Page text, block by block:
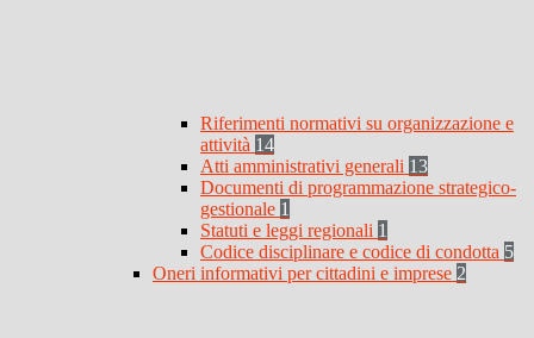
Riferimenti normativi su organizzazione e
attività 14
Atti amministrativi generali 13
Documenti di programmazione strategico-
gestionale 1
Statuti e leggi regionali 1
Codice disciplinare e codice di condotta 5
Oneri informativi per cittadini e imprese 2